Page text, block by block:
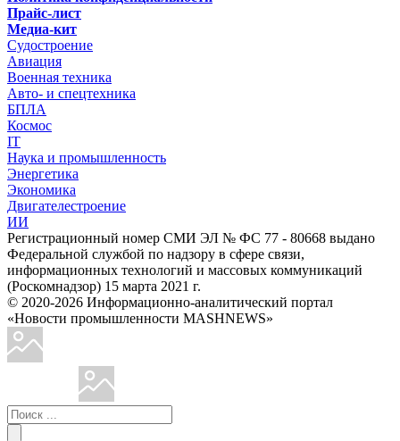
Прайс-лист
Медиа-кит
Судостроение
Авиация
Военная техника
Авто- и спецтехника
БПЛА
Космос
IT
Наука и промышленность
Энергетика
Экономика
Двигателестроение
ИИ
Регистрационный номер СМИ ЭЛ № ФС 77 - 80668 выдано
Федеральной службой по надзору в сфере связи,
информационных технологий и массовых коммуникаций
(Роскомнадзор) 15 марта 2021 г.
© 2020-2026 Информационно-аналитический портал
«Новости промышленности MASHNEWS»